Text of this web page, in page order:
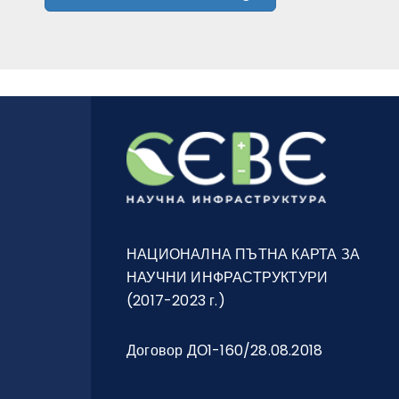
НАЦИОНАЛНА ПЪТНА КАРТА ЗА
НАУЧНИ ИНФРАСТРУКТУРИ
(2017-2023 г.)
Договор ДО1-160/28.08.2018